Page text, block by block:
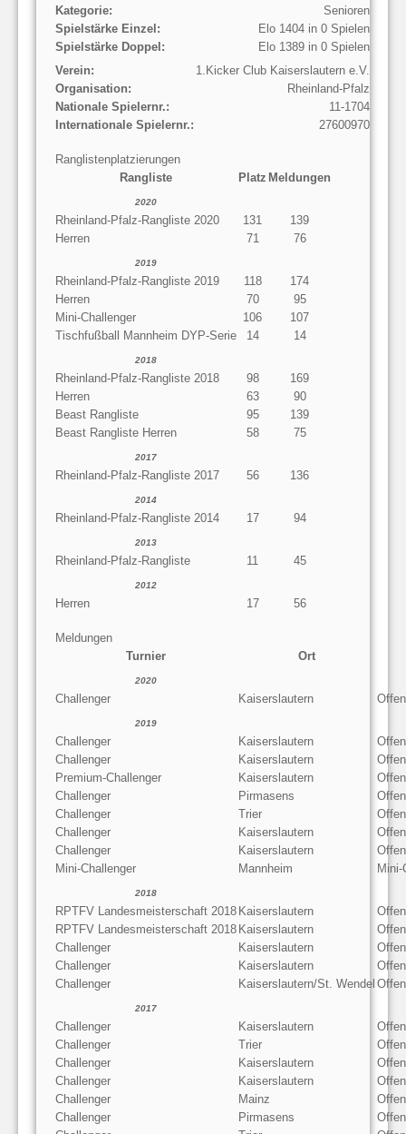
Kategorie:
Senioren
Spielstärke Einzel:
Elo 1404 in 0 Spielen
Spielstärke Doppel:
Elo 1389 in 0 Spielen
Verein:
1.Kicker Club Kaiserslautern e.V.
Organisation:
Rheinland-Pfalz
Nationale Spielernr.:
11-1704
Internationale Spielernr.:
27600970
Ranglistenplatzierungen
Rangliste
Platz Meldungen
2020
Rheinland-Pfalz-Rangliste 2020 131
139
Herren
71 76
2019
Rheinland-Pfalz-Rangliste 2019 118
174
Herren
70
95
Mini-Challenger
106
107
Tischfußball Mannheim DYP-Serie
14 14
2018
Rheinland-Pfalz-Rangliste 2018 98
169
Herren
63
90
Beast Rangliste
95
139
Beast Rangliste Herren
58 75
2017
Rheinland-Pfalz-Rangliste 2017 56 136
2014
Rheinland-Pfalz-Rangliste 2014 17 94
2013
Rheinland-Pfalz-Rangliste 11 45
2012
Herren 17 56
Meldungen
Turnier
Ort
2020
Challenger Kaiserslautern
2019
Challenger Kaiserslautern
Challenger
Kaiserslautern
Premium-Challenger
Kaiserslautern
Challenger
Pirmasens
Challenger
Trier
Challenger
Kaiserslautern
Challenger
Kaiserslautern
Mini-Challenger
Mannheim Mini-
2018
RPTFV Landesmeisterschaft 2018 Kaiserslautern
RPTFV Landesmeisterschaft 2018 Kaiserslautern
Challenger
Kaiserslautern
Challenger
Kaiserslautern
Challenger
Kaiserslautern/St. Wendel
2017
Challenger Kaiserslautern
Challenger
Trier
Challenger
Kaiserslautern
Challenger
Kaiserslautern
Challenger
Mainz
Challenger
Pirmasens